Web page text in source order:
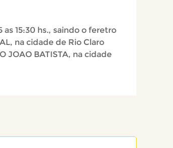
as 15:30 hs., saindo o feretro
na cidade de Rio Claro
JOAO BATISTA, na cidade